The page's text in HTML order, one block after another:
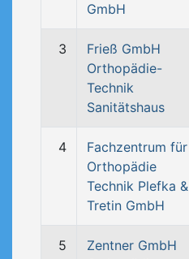
GmbH
3
Frieß GmbH
Orthopädie-
Technik
Sanitätshaus
4
Fachzentrum für
Orthopädie
Technik Plefka &
Tretin GmbH
5
Zentner GmbH